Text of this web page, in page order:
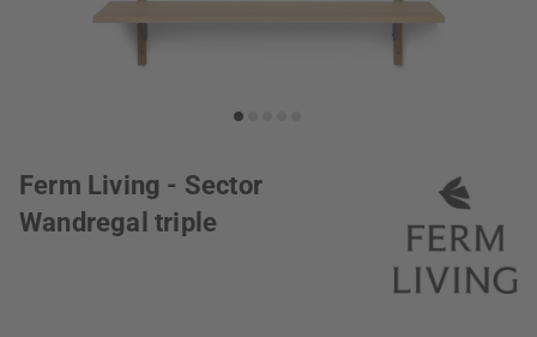
Ferm Living - Sector
Wandregal triple